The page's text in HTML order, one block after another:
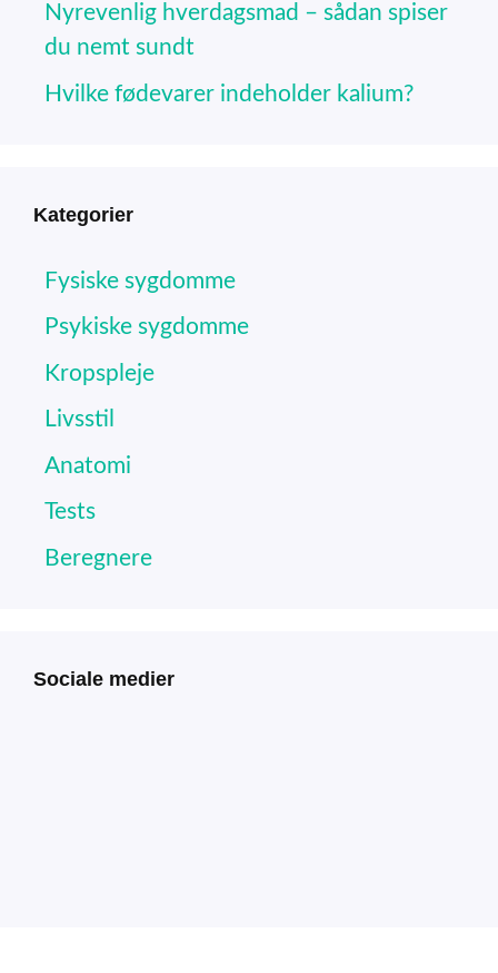
Nyrevenlig hverdagsmad – sådan spiser
du nemt sundt
Hvilke fødevarer indeholder kalium?
Kategorier
Fysiske sygdomme
Psykiske sygdomme
Kropspleje
Livsstil
Anatomi
Tests
Beregnere
Sociale medier